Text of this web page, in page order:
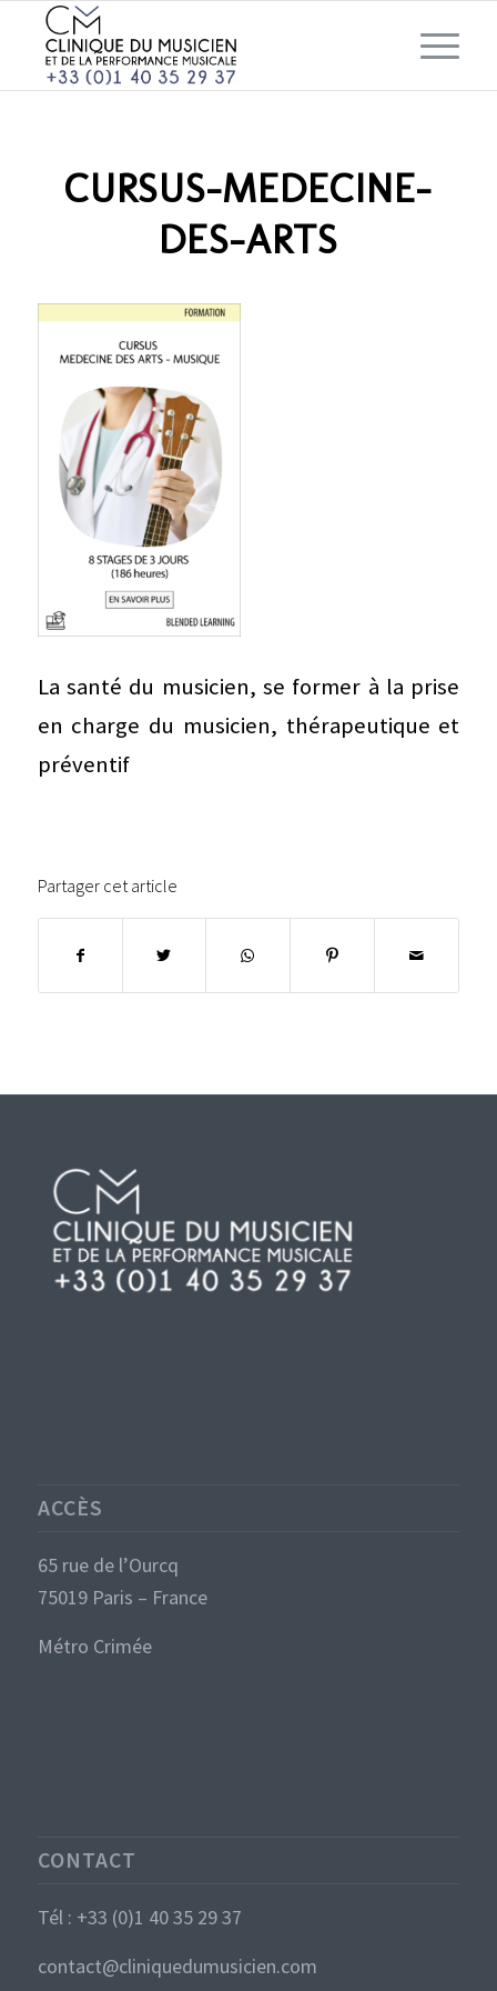
CURSUS-MEDECINE-
DES-ARTS
La santé du musicien, se former à la prise
en charge du musicien, thérapeutique et
préventif
Partager cet article
ACCÈS
65 rue de l’Ourcq
75019 Paris – France
Métro Crimée
CONTACT
Tél : +33 (0)1 40 35 29 37
contact@cliniquedumusicien.com